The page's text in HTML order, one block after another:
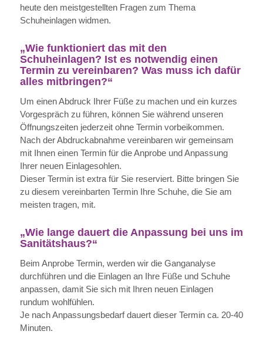
heute den meistgestellten Fragen zum Thema
Schuheinlagen widmen.
„Wie funktioniert das mit den
Schuheinlagen? Ist es notwendig einen
Termin zu vereinbaren? Was muss ich dafür
alles mitbringen?“
Um einen Abdruck Ihrer Füße zu machen und ein kurzes
Vorgespräch zu führen, können Sie während unseren
Öffnungszeiten jederzeit ohne Termin vorbeikommen.
Nach der Abdruckabnahme vereinbaren wir gemeinsam
mit Ihnen einen Termin für die Anprobe und Anpassung
Ihrer neuen Einlagesohlen.
Dieser Termin ist extra für Sie reserviert. Bitte bringen Sie
zu diesem vereinbarten Termin Ihre Schuhe, die Sie am
meisten tragen, mit.
„Wie lange dauert die Anpassung bei uns im
Sanitätshaus?“
Beim Anprobe Termin, werden wir die Ganganalyse
durchführen und die Einlagen an Ihre Füße und Schuhe
anpassen, damit Sie sich mit Ihren neuen Einlagen
rundum wohlfühlen.
Je nach Anpassungsbedarf dauert dieser Termin ca. 20-40
Minuten.